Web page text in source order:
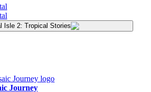
Isle 2: Tropical Stories
Journey